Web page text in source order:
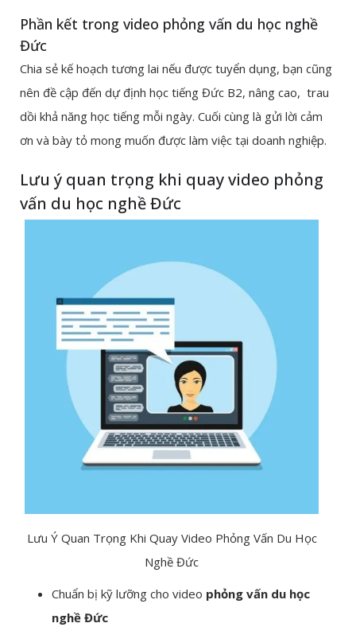
Phần kết trong video phỏng vấn du học nghề
Đức
Chia sẻ kế hoạch tương lai nếu được tuyển dụng, bạn cũng
nên đề cập đến dự định học tiếng Đức B2, nâng cao, trau
dồi khả năng học tiếng mỗi ngày. Cuối cùng là gửi lời cảm
ơn và bày tỏ mong muốn được làm việc tại doanh nghiệp.
Lưu ý quan trọng khi quay video phỏng
vấn du học nghề Đức
Lưu Ý Quan Trọng Khi Quay Video Phỏng Vấn Du Học
Nghề Đức
Chuẩn bị kỹ lưỡng cho video phỏng vấn du học
nghề Đức